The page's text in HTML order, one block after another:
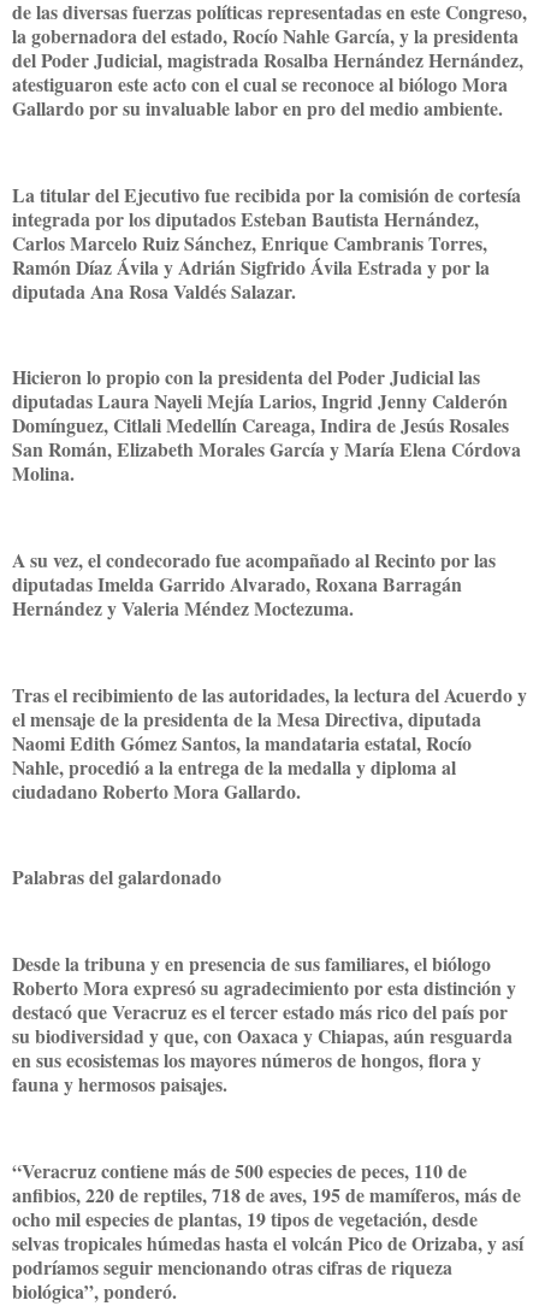
de las diversas fuerzas políticas representadas en este Congreso,
la gobernadora del estado, Rocío Nahle García, y la presidenta
del Poder Judicial, magistrada Rosalba Hernández Hernández,
atestiguaron este acto con el cual se reconoce al biólogo Mora
Gallardo por su invaluable labor en pro del medio ambiente.
La titular del Ejecutivo fue recibida por la comisión de cortesía
integrada por los diputados Esteban Bautista Hernández,
Carlos Marcelo Ruiz Sánchez, Enrique Cambranis Torres,
Ramón Díaz Ávila y Adrián Sigfrido Ávila Estrada y por la
diputada Ana Rosa Valdés Salazar.
Hicieron lo propio con la presidenta del Poder Judicial las
diputadas Laura Nayeli Mejía Larios, Ingrid Jenny Calderón
Domínguez, Citlali Medellín Careaga, Indira de Jesús Rosales
San Román, Elizabeth Morales García y María Elena Córdova
Molina.
A su vez, el condecorado fue acompañado al Recinto por las
diputadas Imelda Garrido Alvarado, Roxana Barragán
Hernández y Valeria Méndez Moctezuma.
Tras el recibimiento de las autoridades, la lectura del Acuerdo y
el mensaje de la presidenta de la Mesa Directiva, diputada
Naomi Edith Gómez Santos, la mandataria estatal, Rocío
Nahle, procedió a la entrega de la medalla y diploma al
ciudadano Roberto Mora Gallardo.
Palabras del galardonado
Desde la tribuna y en presencia de sus familiares, el biólogo
Roberto Mora expresó su agradecimiento por esta distinción y
destacó que Veracruz es el tercer estado más rico del país por
su biodiversidad y que, con Oaxaca y Chiapas, aún resguarda
en sus ecosistemas los mayores números de hongos, flora y
fauna y hermosos paisajes.
“Veracruz contiene más de 500 especies de peces, 110 de
anfibios, 220 de reptiles, 718 de aves, 195 de mamíferos, más de
ocho mil especies de plantas, 19 tipos de vegetación, desde
selvas tropicales húmedas hasta el volcán Pico de Orizaba, y así
podríamos seguir mencionando otras cifras de riqueza
biológica”, ponderó.